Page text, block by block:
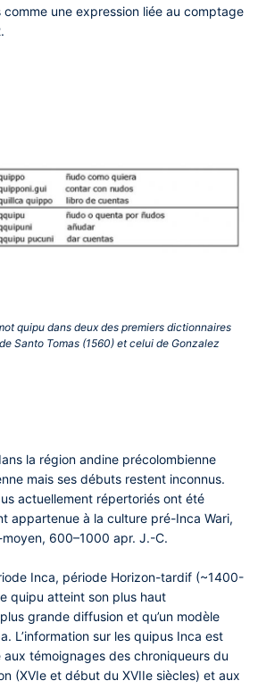
une expression liée au comptage
quipu dans deux des premiers dictionnaires
Santo Tomas (1560) et celui de Gonzalez
la région andine précolombienne
mais ses débuts restent inconnus.
actuellement répertoriés ont été
appartenue à la culture pré-Inca Wari,
600–1000 apr. J.-C.
Inca, période Horizon-tardif (~1400-
quipu atteint son plus haut
grande diffusion et qu’un modèle
L’information sur les quipus Inca est
témoignages des chroniqueurs du
(XVIe et début du XVIIe siècles) et aux